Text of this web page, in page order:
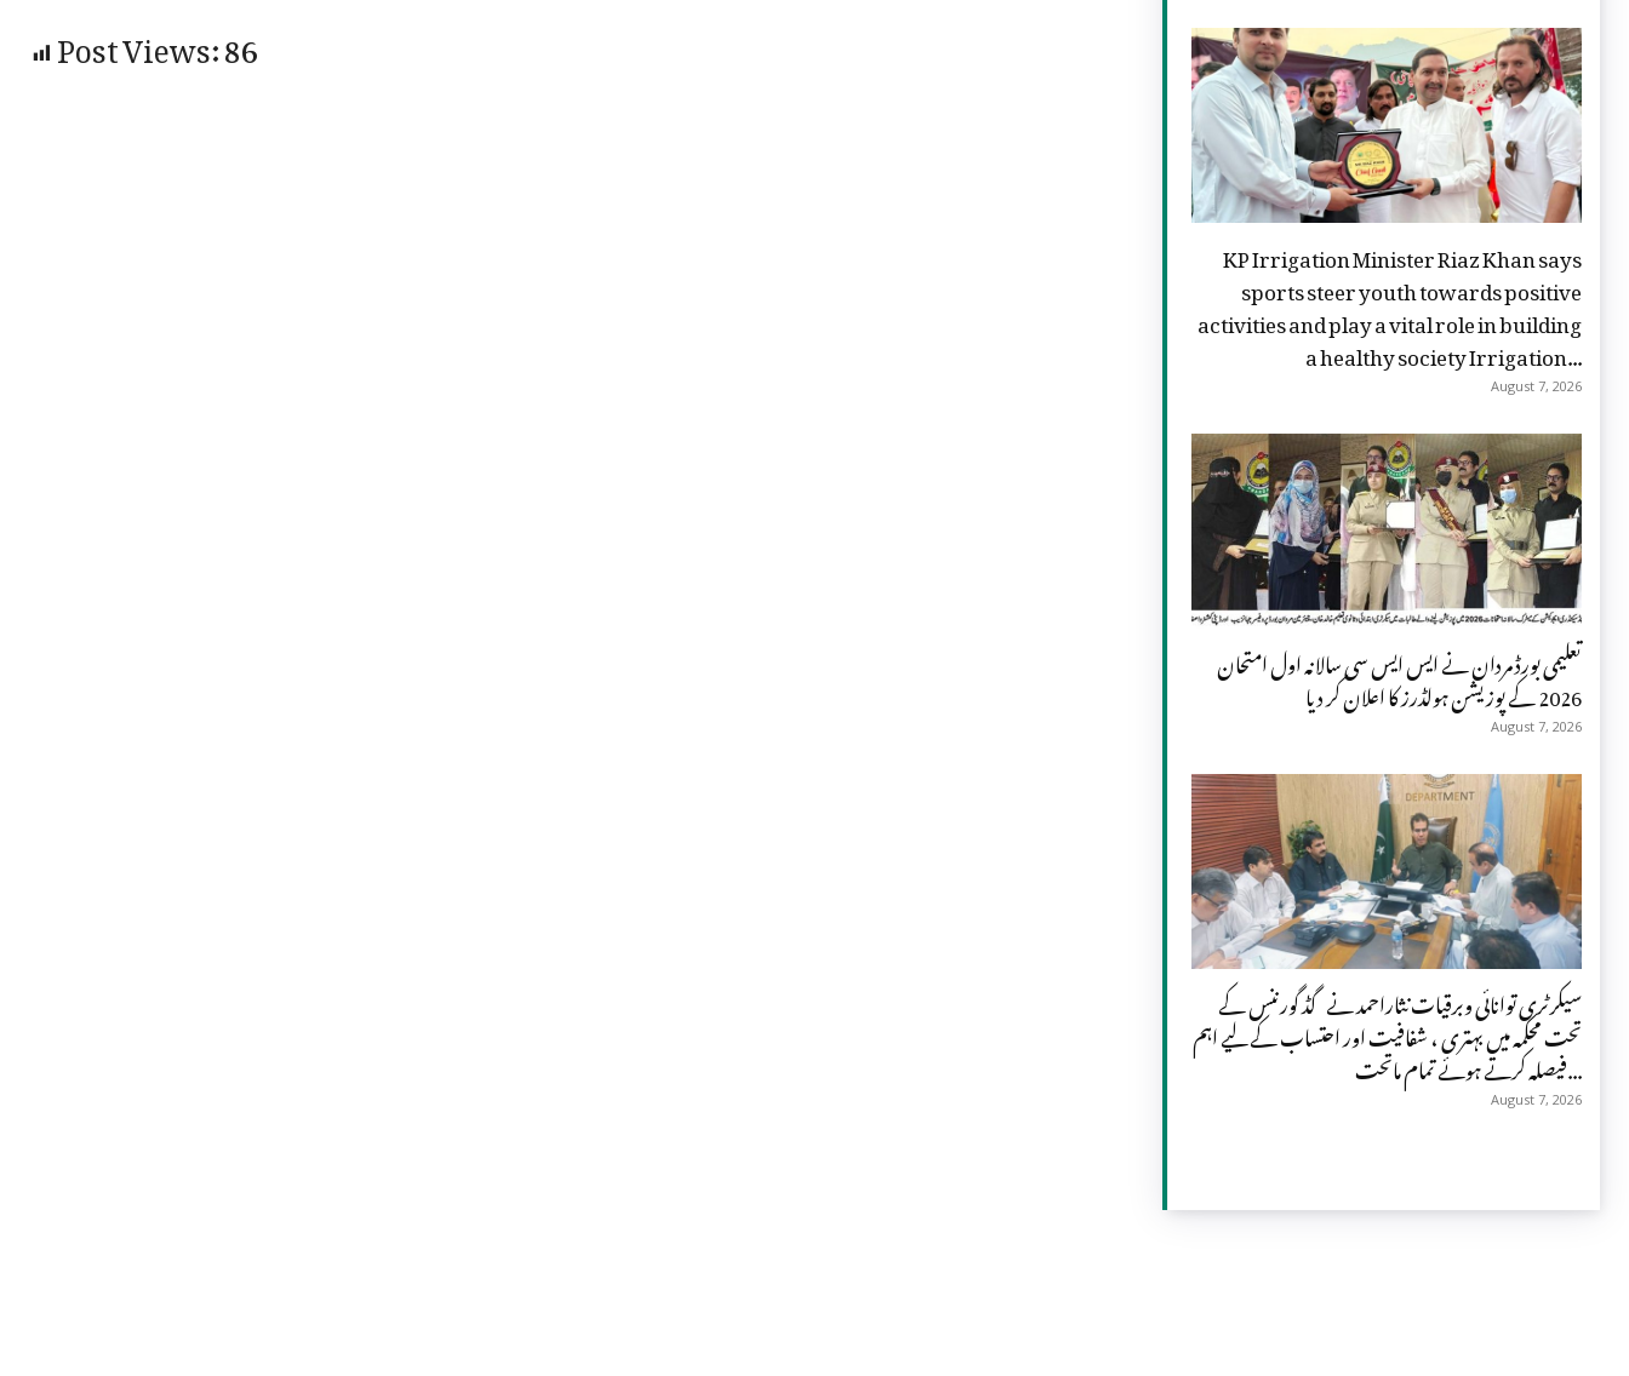
Post Views:86
KP Irrigation Minister Riaz Khan says
sports steer youth towards positive
activities and play a vital role in building
a healthy society Irrigation...
August 7, 2026
تعلیمی بورڈ مردان نے ایس ایس سی سالانہ اول امتحان
2026 کے پوزیشن ہولڈرز کا اعلان کر دیا
August 7, 2026
سیکرٹری توانائی وبرقیات نثاراحمد نے گڈ گورننس کے
تحت محکمہ میں بہتری ، شفافیت اور احتساب کے لیے اہم
فیصلہ کرتے ہوئے تمام ماتحت...
August 7, 2026